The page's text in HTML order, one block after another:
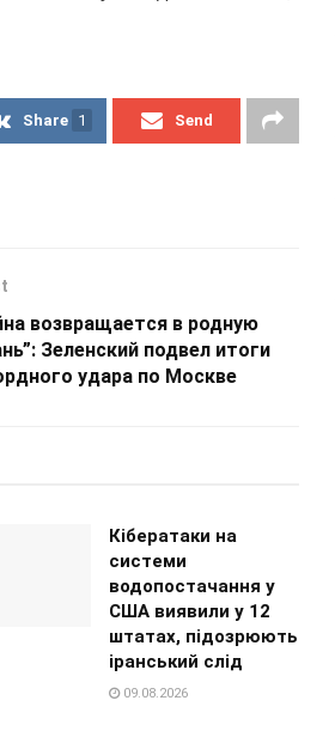
Share 1 Send
возвращается в родную
Зеленский подвел итоги
удара по Москве
Кібератаки на
системи
водопостачання у
США виявили у 12
штатах, підозрюють
іранський слід
09.08.2026